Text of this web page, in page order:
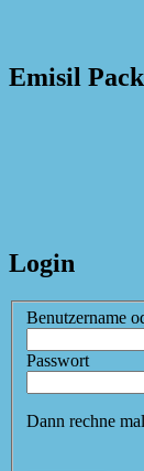
Emisil
Login
Benutzername
Passwort
Dann rechne mal